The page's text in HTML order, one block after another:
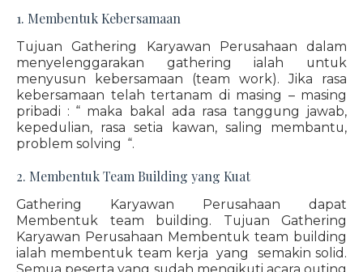
1. Membentuk Kebersamaan
Tujuan Gathering Karyawan Perusahaan dalam
menyelenggarakan gathering ialah untuk
menyusun kebersamaan (team work). Jika rasa
kebersamaan telah tertanam di masing – masing
pribadi : “ maka bakal ada rasa tanggung jawab,
kepedulian, rasa setia kawan, saling membantu,
problem solving “.
2. Membentuk Team Building yang Kuat
Gathering Karyawan Perusahaan dapat
Membentuk team building. Tujuan Gathering
Karyawan Perusahaan Membentuk team building
ialah membentuk team kerja yang semakin solid.